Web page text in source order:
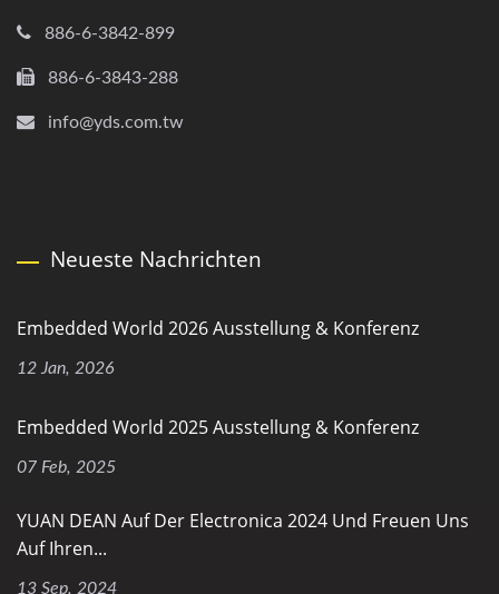
886-6-3842-899
886-6-3843-288
info@yds.com.tw
Neueste Nachrichten
Embedded World 2026 Ausstellung & Konferenz
12 Jan, 2026
Embedded World 2025 Ausstellung & Konferenz
07 Feb, 2025
YUAN DEAN Auf Der Electronica 2024 Und Freuen Uns
Auf Ihren...
13 Sep, 2024